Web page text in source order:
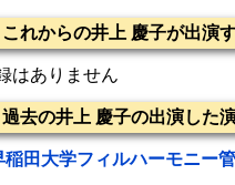
これからの井上 慶子が出演
はありません
過去の井上 慶子の出演した
稲田大学フィルハーモニー